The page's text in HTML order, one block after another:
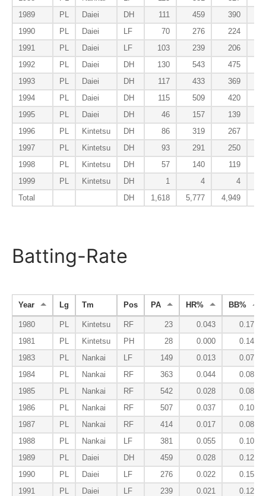
1989
PL Daiei DH 111 459 390
1990
PL Daiei LF 70 276 224
1991
PL Daiei LF 103 239 206
1992
PL Daiei DH 130 543 475
1993
PL Daiei DH 117 433 369
1994
PL Daiei DH 115 509 420
1995
PL Daiei DH 46 157
139
1996
PL Kintetsu DH 86 319 267
1997
PL Kintetsu DH 93 291 250
1998
PL Kintetsu DH 57 140
119
1999
PL Kintetsu DH 1 4
4
Total
DH 1,618 5,777 4,949
Batting-Rate
Year Lg Tm Pos PA HR% BB%
1980 PL Kintetsu RF 23 0.043
0.174
1981
PL Kintetsu PH 28 0.000
0.143
1983
PL Nankai LF 149 0.013
0.074
1984
PL Nankai RF 363 0.044
0.085
1985
PL Nankai RF 542 0.028
0.089
1986
PL Nankai RF 507 0.037
0.101
1987
PL Nankai RF 414 0.017
0.085
1988
PL Nankai LF 381 0.055
0.102
1989
PL Daiei DH 459 0.028
0.124
1990
PL Daiei LF 276 0.022
0.156
1991
PL Daiei LF 239 0.021
0.121